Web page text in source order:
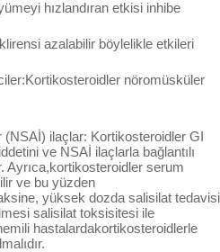
hızlandıran etkisi inhibe
azalabilir böylelikle etkileri
nöromüsküler
ilaçlar: Kortikosteroidler GI
ve NSAİ ilaçlarla bağlantılı
Ayrıca,kortikosteroidler serum
ve bu yüzden
yüksek dozda salisilat tedavisi
salisilat toksisitesi ile
hastalardakortikosteroidlerle